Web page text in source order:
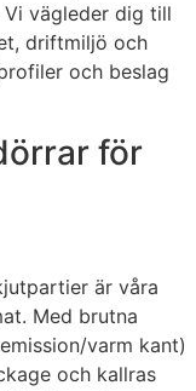
vägleder dig till
driftmiljö och
och beslag
för
är våra
Med brutna
varm kant)
och kallras